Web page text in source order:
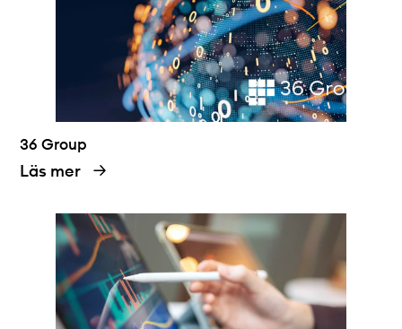
36 Group
Läs mer